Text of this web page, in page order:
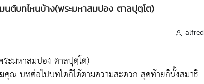
นต์บทไหนบ้าง(พระมหาสมปอง ตาลปุตฺโต)
alfred
ะมหาสมปอง ตาลปุตฺโต)
บทต่อไปบทใดก็ได้ตามความสะดวก สุดท้ายก็นั้งสมาธิ